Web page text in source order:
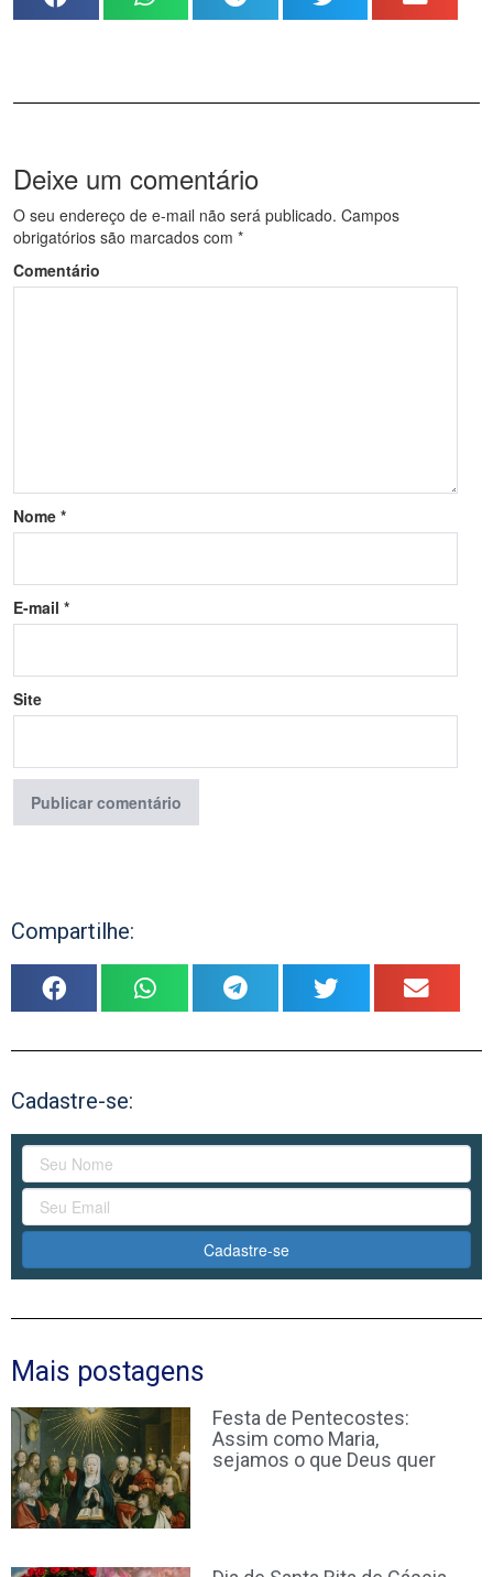
Deixe um comentário
O seu endereço de e-mail não será publicado. Campos
obrigatórios são marcados com *
Comentário
Nome *
E-mail *
Site
Compartilhe:
Cadastre-se:
Cadastre-se
Mais postagens
Festa de Pentecostes:
Assim como Maria,
sejamos o que Deus quer